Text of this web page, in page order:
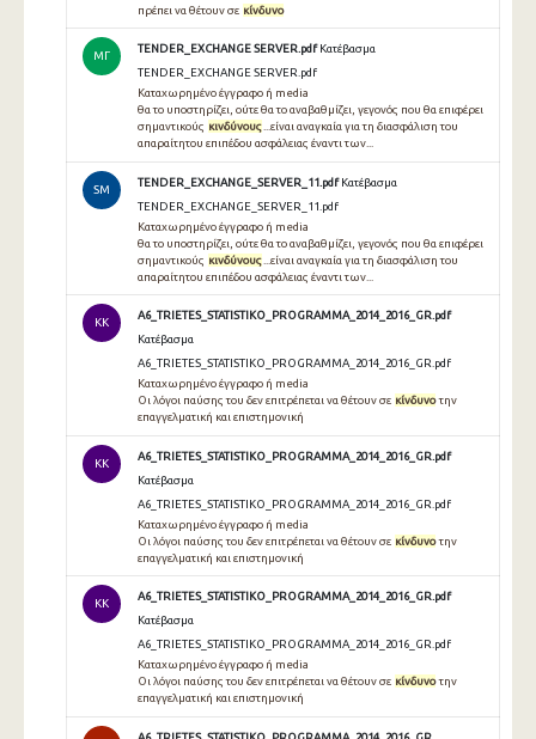
πρέπει να θέτουν σε κίνδυνο
ΜΓ
TENDER_EXCHANGE SERVER.pdf Κατέβασμα
TENDER_EXCHANGE SERVER.pdf
Καταχωρημένο έγγραφο ή media
θα το υποστηρίζει, ούτε θα το αναβαθμίζει, γεγονός που θα επιφέρει
σημαντικούς κινδύνους...είναι αναγκαία για τη διασφάλιση του
απαραίτητου επιπέδου ασφάλειας έναντι των...
SM
TENDER_EXCHANGE_SERVER_11.pdf Κατέβασμα
TENDER_EXCHANGE_SERVER_11.pdf
Καταχωρημένο έγγραφο ή media
θα το υποστηρίζει, ούτε θα το αναβαθμίζει, γεγονός που θα επιφέρει
σημαντικούς κινδύνους ...είναι αναγκαία για τη διασφάλιση του
απαραίτητου επιπέδου ασφάλειας έναντι των...
KK
A6_TRIETES_STATISTIKO_PROGRAMMA_2014_2016_GR.pdf
Κατέβασμα
A6_TRIETES_STATISTIKO_PROGRAMMA_2014_2016_GR.pdf
Καταχωρημένο έγγραφο ή media
Οι λόγοι παύσης του δεν επιτρέπεται να θέτουν σε κίνδυνοτην
επαγγελματική και επιστημονική
KK
A6_TRIETES_STATISTIKO_PROGRAMMA_2014_2016_GR.pdf
Κατέβασμα
A6_TRIETES_STATISTIKO_PROGRAMMA_2014_2016_GR.pdf
Καταχωρημένο έγγραφο ή media
Οι λόγοι παύσης του δεν επιτρέπεται να θέτουν σε κίνδυνοτην
επαγγελματική και επιστημονική
KK
A6_TRIETES_STATISTIKO_PROGRAMMA_2014_2016_GR.pdf
Κατέβασμα
A6_TRIETES_STATISTIKO_PROGRAMMA_2014_2016_GR.pdf
Καταχωρημένο έγγραφο ή media
Οι λόγοι παύσης του δεν επιτρέπεται να θέτουν σε κίνδυνοτην
επαγγελματική και επιστημονική